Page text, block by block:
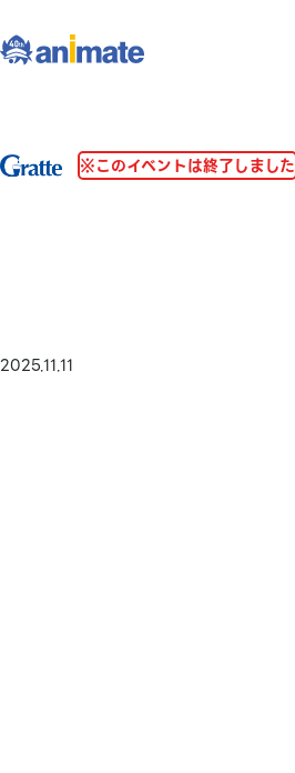
※このイベントは終了しました
2025.11.11